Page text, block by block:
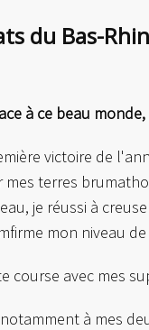
du Bas-Rhin
à ce beau
victoire de
mes terres
je réussi à
mon niveau
course avec mes
à mes